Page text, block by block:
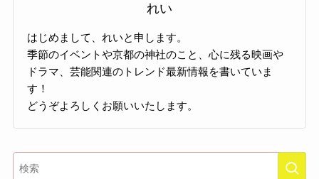
れい
はじめまして、れいと申します。
季節のイベントや京都の神社のこと、心に残る映画や
ドラマ、芸能関連のトレンド最新情報を書いていま
す！
どうぞよろしくお願いいたします。